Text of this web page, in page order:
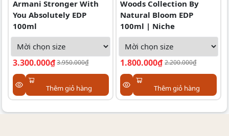
Armani Stronger With
You Absolutely EDP
100ml
3.300.000₫ 3.950.000₫
Thêm giỏ hàng
Woods Collection By
Natural Bloom EDP
100ml | Niche
1.800.000₫ 2.200.000₫
Thêm giỏ hàng